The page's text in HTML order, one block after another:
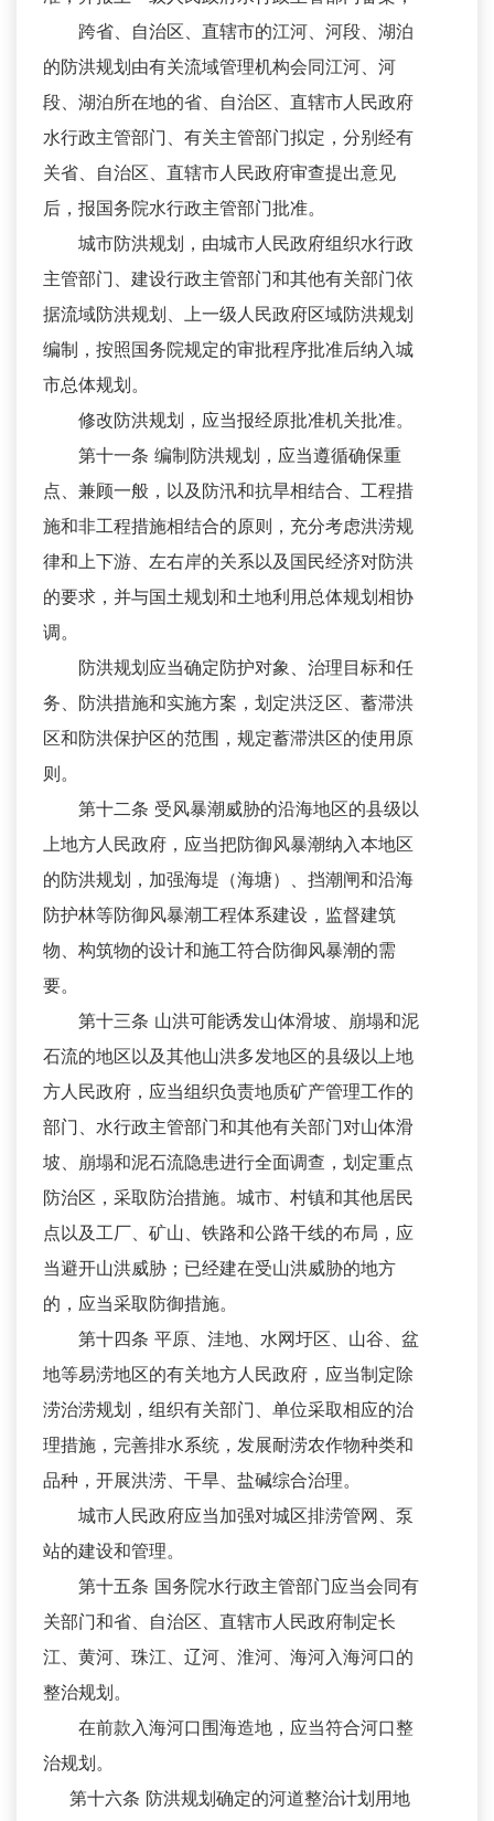
跨省、自治区、直辖市的江河、河段、湖泊
的防洪规划由有关流域管理机构会同江河、河
段、湖泊所在地的省、自治区、直辖市人民政府
水行政主管部门、有关主管部门拟定，分别经有
关省、自治区、直辖市人民政府审查提出意见
后，报国务院水行政主管部门批准。
城市防洪规划，由城市人民政府组织水行政
主管部门、建设行政主管部门和其他有关部门依
据流域防洪规划、上一级人民政府区域防洪规划
编制，按照国务院规定的审批程序批准后纳入城
市总体规划。
修改防洪规划，应当报经原批准机关批准。
第十一条 编制防洪规划，应当遵循确保重
点、兼顾一般，以及防汛和抗旱相结合、工程措
施和非工程措施相结合的原则，充分考虑洪涝规
律和上下游、左右岸的关系以及国民经济对防洪
的要求，并与国土规划和土地利用总体规划相协
调。
防洪规划应当确定防护对象、治理目标和任
务、防洪措施和实施方案，划定洪泛区、蓄滞洪
区和防洪保护区的范围，规定蓄滞洪区的使用原
则。
第十二条 受风暴潮威胁的沿海地区的县级以
上地方人民政府，应当把防御风暴潮纳入本地区
的防洪规划，加强海堤（海塘）、挡潮闸和沿海
防护林等防御风暴潮工程体系建设，监督建筑
物、构筑物的设计和施工符合防御风暴潮的需
要。
第十三条 山洪可能诱发山体滑坡、崩塌和泥
石流的地区以及其他山洪多发地区的县级以上地
方人民政府，应当组织负责地质矿产管理工作的
部门、水行政主管部门和其他有关部门对山体滑
坡、崩塌和泥石流隐患进行全面调查，划定重点
防治区，采取防治措施。城市、村镇和其他居民
点以及工厂、矿山、铁路和公路干线的布局，应
当避开山洪威胁；已经建在受山洪威胁的地方
的，应当采取防御措施。
第十四条 平原、洼地、水网圩区、山谷、盆
地等易涝地区的有关地方人民政府，应当制定除
涝治涝规划，组织有关部门、单位采取相应的治
理措施，完善排水系统，发展耐涝农作物种类和
品种，开展洪涝、干旱、盐碱综合治理。
城市人民政府应当加强对城区排涝管网、泵
站的建设和管理。
第十五条 国务院水行政主管部门应当会同有
关部门和省、自治区、直辖市人民政府制定长
江、黄河、珠江、辽河、淮河、海河入海河口的
整治规划。
在前款入海河口围海造地，应当符合河口整
治规划。
第十六条 防洪规划确定的河道整治计划用地